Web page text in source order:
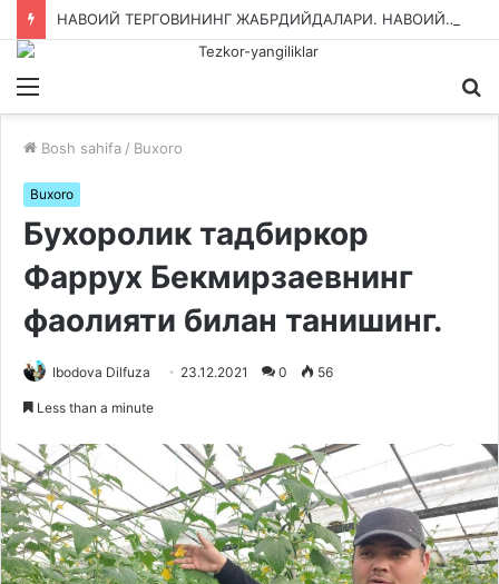
НАВОИЙ ТЕРГОВИНИНГ ЖАБРДИЙДАЛАРИ. НАВОИЙ ВИЛОЯТ ИИБ ВА ПРОКУРАТУРАСИНИ КИМ НАЗОРАТ ҚИЛАДИ?
Menu
Bosh sahifa / Buxoro
Buxoro
Бухоролик тадбиркор
Фаррух Бекмирзаевнинг
фаолияти билан танишинг.
Ibodova Dilfuza 23.12.2021 0 56
Less than a minute